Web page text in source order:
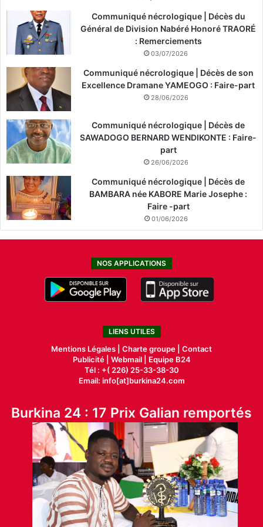
Communiqué nécrologique | Décès du
Général de Division Nabéré Honoré TRAORÉ
: Remerciements
03/07/2026
Communiqué nécrologique | Décès de son
Excellence Dramane YAMEOGO : Faire-part
28/06/2026
Communiqué nécrologique | Décès de
SAWADOGO BERNARD WENDIKONTE : Faire-
part
26/06/2026
Communiqué nécrologique | Décès de
BAMBARA née KABORE Marie Josephe :
Faire -part
01/06/2026
NOS APPLICATIONS
LIENS UTILES
Mentions Légales | Charte groupe | Contact
Publicité| Webmail |
Equipe B24
Tél : +( 226) 25-33-38-30
Email: info[at]burkina24.com
Burkina 24 : 17 Prix Galian remportés